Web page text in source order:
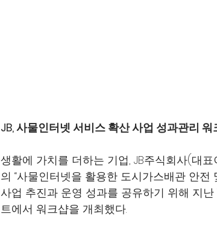
JB, 사물인터넷 서비스 확산 사업 성과관리 워
생활에 가치를 더하는 기업, JB주식회사(대
의 “사물인터넷을 활용한 도시가스배관 안
사업 추진과 운영 성과를 공유하기 위해 지
트에서 워크샵을 개최했다.